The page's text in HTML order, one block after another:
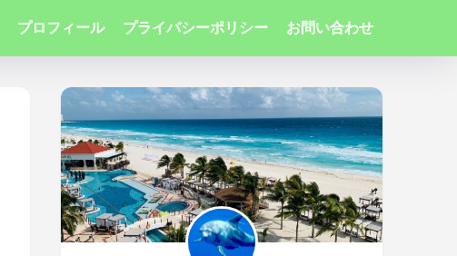
プロフィール プライバシーポリシー お問い合わせ